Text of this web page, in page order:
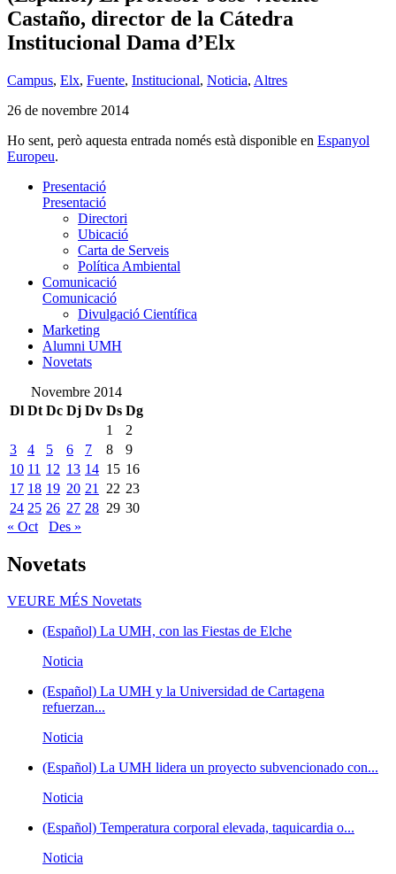
Castaño, director de la Cátedra
Institucional Dama d’Elx
Campus, Elx, Fuente, Institucional, Noticia, Altres
26 de novembre 2014
Ho sent, però aquesta entrada només està disponible en Espanyol
Europeu.
Presentació
Presentació
Directori
Ubicació
Carta de Serveis
Política Ambiental
Comunicació
Comunicació
Divulgació Científica
Marketing
Alumni UMH
Novetats
Novembre 2014
Dl Dt Dc Dj Dv Ds Dg
1
2
3
4 5 6 7 8
9
10 11 12 13 14 15 16
17 18 19 20 21 22 23
24 25 26 27 28 29 30
« Oct
Des »
Novetats
VEURE MÉS Novetats
(Español) La UMH, con las Fiestas de Elche
Noticia
(Español) La UMH y la Universidad de Cartagena
refuerzan...
Noticia
(Español) La UMH lidera un proyecto subvencionado con...
Noticia
(Español) Temperatura corporal elevada, taquicardia o...
Noticia